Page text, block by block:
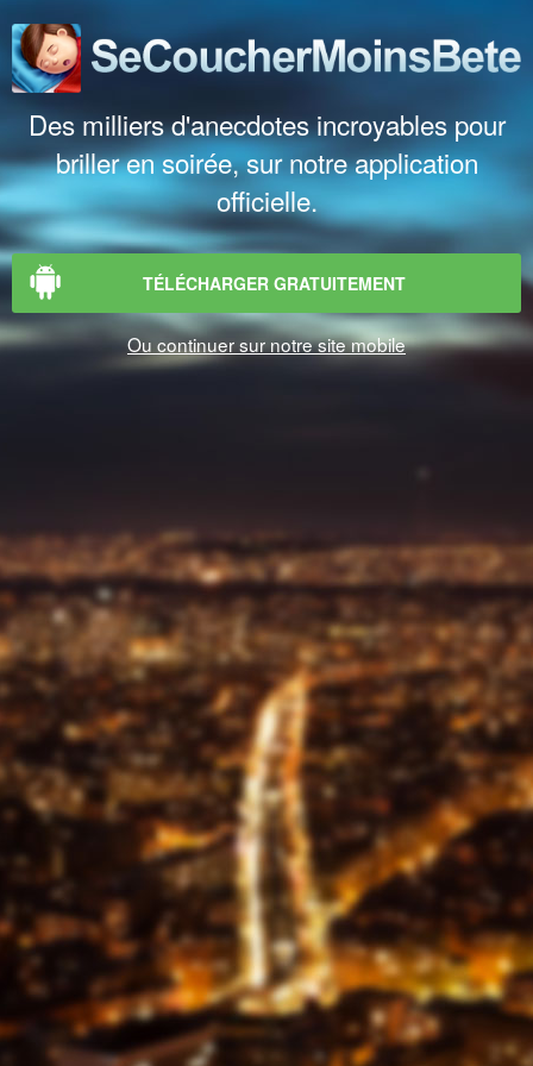
Des milliers d'anecdotes incroyables pour
briller en soirée, sur notre application
officielle.
TÉLÉCHARGER GRATUITEMENT
Ou continuer sur notre site mobile